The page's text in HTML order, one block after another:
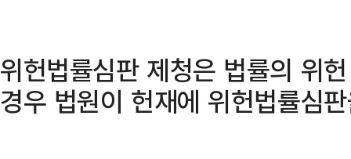
위헌법률심판 제청은 법률의 위
경우 법원이 헌재에 위헌법률심